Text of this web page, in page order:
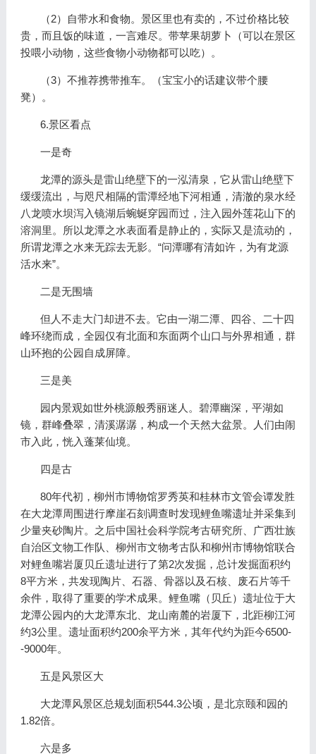
（2）自带水和食物。景区里也有卖的，不过价格比较
贵，而且饭的味道，一言难尽。带苹果胡萝卜（可以在景区
投喂小动物，这些食物小动物都可以吃）。
（3）不推荐携带推车。（宝宝小的话建议带个腰
凳）。
6.景区看点
一是奇
龙潭的源头是雷山绝壁下的一泓清泉，它从雷山绝壁下
缓缓流出，与咫尺相隔的雷潭经地下河相通，清澈的泉水经
八龙喷水坝泻入镜湖后蜿蜒穿园而过，注入园外莲花山下的
溶洞里。所以龙潭之水表面看是静止的，实际又是流动的，
所谓龙潭之水来无踪去无影。“问潭哪有清如许，为有龙源
活水来”。
二是无围墙
但人不走大门却进不去。它由一湖二潭、四谷、二十四
峰环绕而成，全园仅有北面和东面两个山口与外界相通，群
山环抱的公园自成屏障。
三是美
园内景观如世外桃源般秀丽迷人。碧潭幽深，平湖如
镜，群峰叠翠，清溪潺潺，构成一个天然大盆景。人们由闹
市入此，恍入蓬莱仙境。
四是古
80年代初，柳州市博物馆罗秀英和桂林市文管会谭发胜
在大龙潭周围进行摩崖石刻调查时发现鲤鱼嘴遗址并采集到
少量夹砂陶片。之后中国社会科学院考古研究所、广西壮族
自治区文物工作队、柳州市文物考古队和柳州市博物馆联合
对鲤鱼嘴岩厦贝丘遗址进行了第2次发掘，总计发掘面积约
8平方米，共发现陶片、石器、骨器以及石核、废石片等千
余件，取得了重要的学术成果。鲤鱼嘴（贝丘）遗址位于大
龙潭公园内的大龙潭东北、龙山南麓的岩厦下，北距柳江河
约3公里。遗址面积约200余平方米，其年代约为距今6500-
-9000年。
五是风景区大
大龙潭风景区总规划面积544.3公顷，是北京颐和园的
1.82倍。
六是多